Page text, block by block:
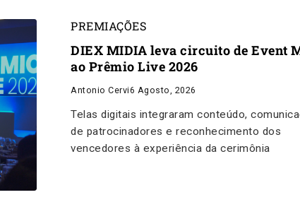
PREMIAÇÕES
DIEX MIDIA leva circuito de Event
ao Prêmio Live 2026
Antonio Cervi6 Agosto, 2026
Telas digitais integraram conteúdo,
de patrocinadores e reconhecimento dos
vencedores à experiência da cerimônia